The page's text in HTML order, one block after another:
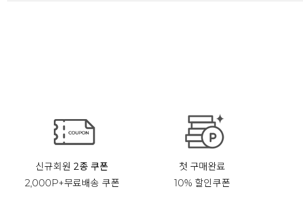
신규회원2종 쿠폰
2,000P+무료배송 쿠폰
첫 구매완료
10% 할인쿠폰